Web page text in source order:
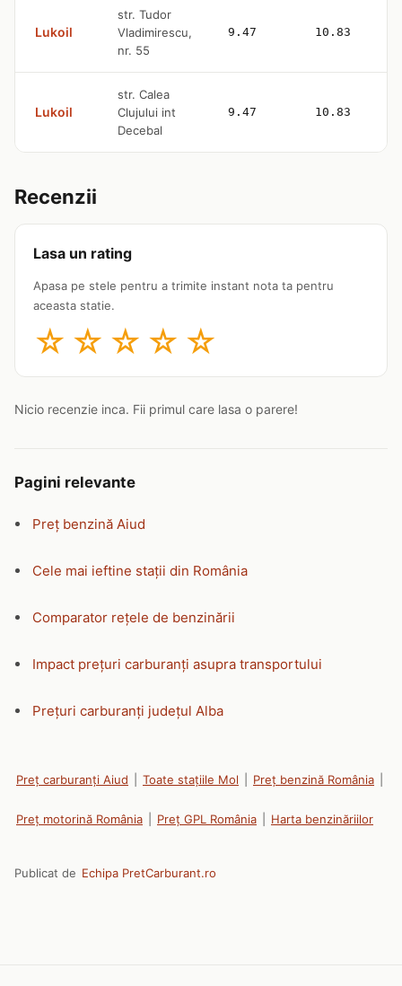
Lukoil
str. Tudor
Vladimirescu,
nr. 55
9.47 10.83
Lukoil
str. Calea
Clujului int
Decebal
9.47 10.83
Recenzii
Lasa un rating
Apasa pe stele pentru a trimite instant nota ta pentru
aceasta statie.
☆ ☆ ☆ ☆ ☆
Nicio recenzie inca. Fii primul care lasa o parere!
Pagini relevante
Preț benzină Aiud
Cele mai ieftine stații din România
Comparator rețele de benzinării
Impact prețuri carburanți asupra transportului
Prețuri carburanți județul Alba
Preț carburanți Aiud Toate stațiile Mol Preț benzină România
Preț motorină România Preț GPL România Harta benzinăriilor
Publicat de Echipa PretCarburant.ro